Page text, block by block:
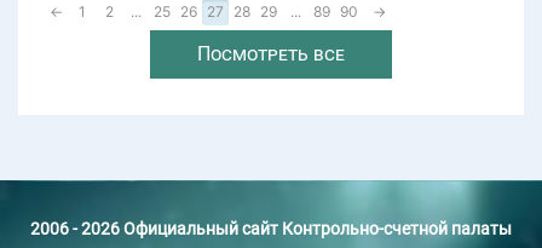
← 1 2 ... 25 26 27 28 29 ... 89 90 →
Посмотреть все
2006 - 2026 Официальный сайт Контрольно-счетной палаты